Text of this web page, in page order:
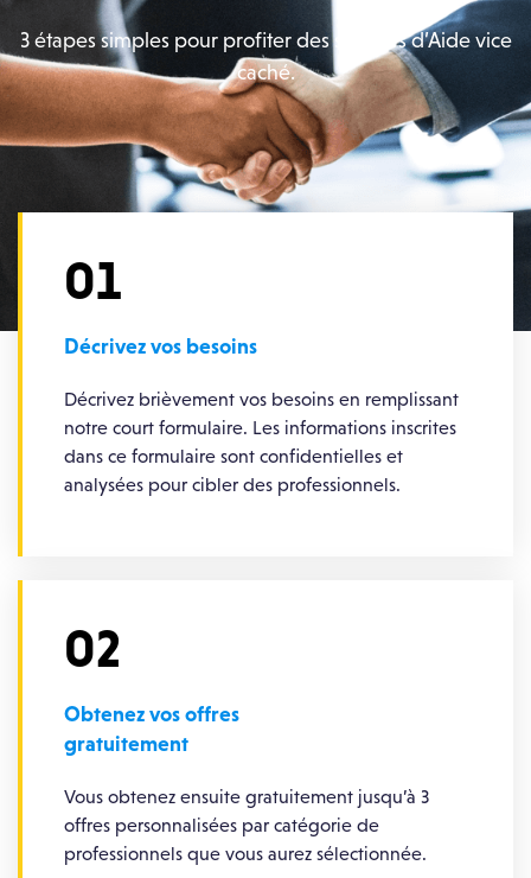
3 étapes simples pour profiter des services d’Aide vice
caché.
01
Décrivez vos besoins
Décrivez brièvement vos besoins en remplissant
notre court formulaire. Les informations inscrites
dans ce formulaire sont confidentielles et
analysées pour cibler des professionnels.
02
Obtenez vos offres
gratuitement
Vous obtenez ensuite gratuitement jusqu’à 3
offres personnalisées par catégorie de
professionnels que vous aurez sélectionnée.